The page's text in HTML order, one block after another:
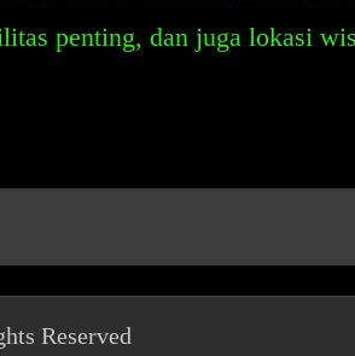
penting, dan juga lokasi
Reserved